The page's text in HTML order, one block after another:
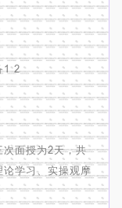
1 2
次面授为2天，共
学习、实操观摩